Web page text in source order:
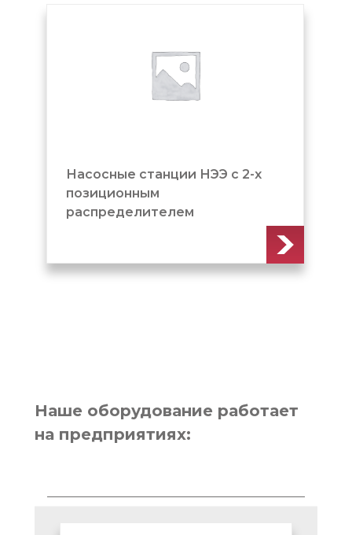
Насосные станции НЭЭ с 2-х
позиционным
распределителем
Наше оборудование работает
на предприятиях: